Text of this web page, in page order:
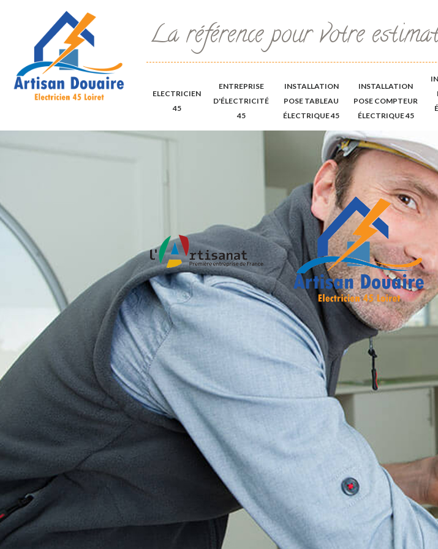
La référence pour votre
ELECTRICIEN
45
ENTREPRISE
D'ÉLECTRICITÉ
45
INSTALLATION
POSE TABLEAU
ÉLECTRIQUE 45
INSTALLATION
POSE COMPTEUR
ÉLECTRIQUE 45